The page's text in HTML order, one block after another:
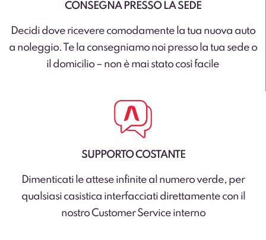
CONSEGNA PRESSO LA SEDE
Decidi dove ricevere comodamente la tua nuova auto
a noleggio. Te la consegniamo noi presso la tua sede o
il domicilio – non è mai stato così facile
SUPPORTO COSTANTE
Dimenticati le attese infinite al numero verde, per
qualsiasi casistica interfacciati direttamente con il
nostro Customer Service interno